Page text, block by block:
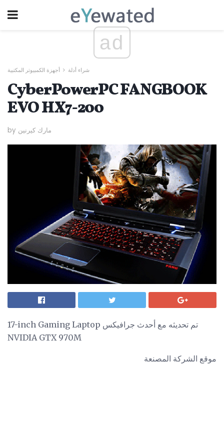
ad
شراء أدلة أجهزة الكمبيوتر المكتبية
CyberPowerPC FANGBOOK
EVO HX7-200
by مارك كيرنين
17-inch Gaming Laptop تم تحديثه مع أحدث جرافيكس
NVIDIA GTX 970M
موقع الشركة المصنعة